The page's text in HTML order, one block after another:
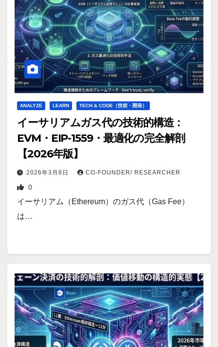
ANALYZE LEARN TECH & CODE（技術・開発）
イーサリアムガス代の技術的構造：
EVM・EIP-1559・最適化の完全解剖
【2026年版】
2026年3月8日 CO-FOUNDER/ RESEARCHER
0
イーサリアム（Ethereum）のガス代（Gas Fee）
は…